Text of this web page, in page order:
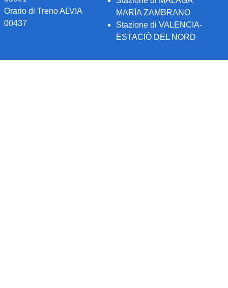
Orario di Treno ALVIA
00437
MARÍA ZAMBRANO
Stazione di VALENCIA-
ESTACIÒ DEL NORD